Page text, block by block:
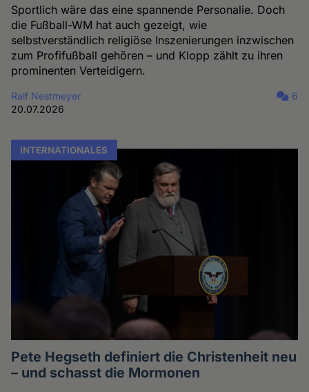
Sportlich wäre das eine spannende Personalie. Doch
die Fußball-WM hat auch gezeigt, wie
selbstverständlich religiöse Inszenierungen inzwischen
zum Profifußball gehören – und Klopp zählt zu ihren
prominenten Verteidigern.
Ralf Nestmeyer
20.07.2026
6
INTERNATIONALES
Pete Hegseth definiert die Christenheit neu
– und schasst die Mormonen